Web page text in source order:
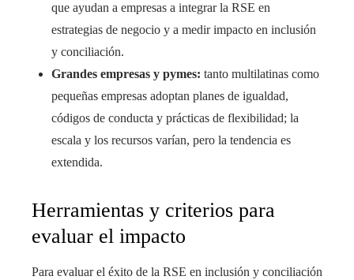
que ayudan a empresas a integrar la RSE en
estrategias de negocio y a medir impacto en inclusión
y conciliación.
Grandes empresas y pymes: tanto multilatinas como
pequeñas empresas adoptan planes de igualdad,
códigos de conducta y prácticas de flexibilidad; la
escala y los recursos varían, pero la tendencia es
extendida.
Herramientas y criterios para
evaluar el impacto
Para evaluar el éxito de la RSE en inclusión y conciliación